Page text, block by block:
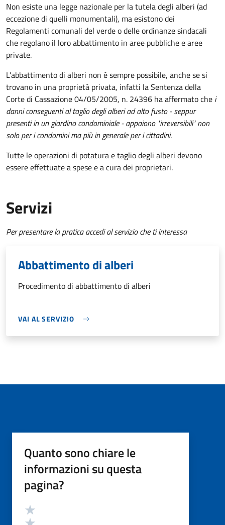
Non esiste una legge nazionale per la tutela degli alberi (ad
eccezione di quelli monumentali), ma esistono dei
Regolamenti comunali del verde o delle ordinanze sindacali
che regolano il loro abbattimento in aree pubbliche e aree
private.
L'abbattimento di alberi non è sempre possibile, anche se si
trovano in una proprietà privata, infatti la Sentenza della
Corte di Cassazione 04/05/2005, n. 24396 ha affermato che i
danni conseguenti al taglio degli alberi ad alto fusto - seppur
presenti in un giardino condominiale - appaiono "irreversibili" non
solo per i condomini ma più in generale per i cittadini.
Tutte le operazioni di potatura e taglio degli alberi devono
essere effettuate a spese e a cura dei proprietari.
Servizi
Per presentare la pratica accedi al servizio che ti interessa
Abbattimento di alberi
Procedimento di abbattimento di alberi
VAI AL SERVIZIO
Quanto sono chiare le
informazioni su questa
pagina?
Valutazione